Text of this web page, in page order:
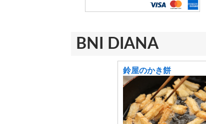
BNI DIANA
鈴屋のかき餅